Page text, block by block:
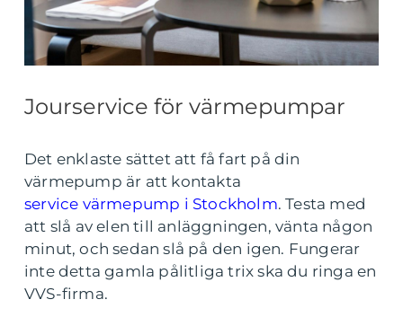
Jourservice för värmepumpar
Det enklaste sättet att få fart på din
värmepump är att kontakta
service värmepump i Stockholm. Testa med
att slå av elen till anläggningen, vänta någon
minut, och sedan slå på den igen. Fungerar
inte detta gamla pålitliga trix ska du ringa en
VVS-firma.